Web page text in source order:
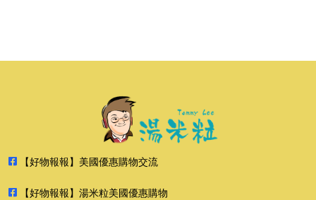
【好物報報】美國優惠購物交流
【好物報報】湯米粒美國優惠購物